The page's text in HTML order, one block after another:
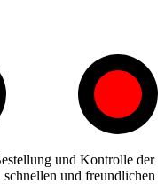
und Kontrolle der
und freundlichen